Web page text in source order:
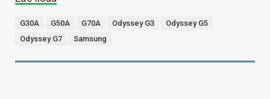
G30A G50A G70A Odyssey G3
Odyssey G5
Odyssey G7
Samsung